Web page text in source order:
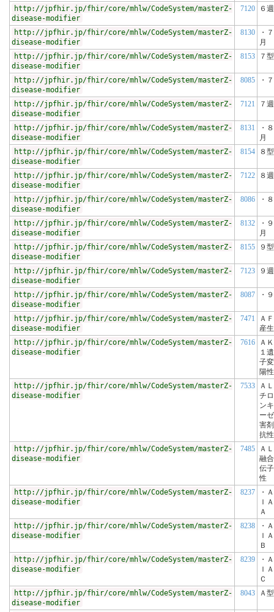
http://jpfhir.jp/fhir/core/mhlw/CodeSystem/masterZ-
disease-modifier
7120 ６週
http://jpfhir.jp/fhir/core/mhlw/CodeSystem/masterZ-
disease-modifier
8130
・
月
http://jpfhir.jp/fhir/core/mhlw/CodeSystem/masterZ-
disease-modifier
8153 ７型
http://jpfhir.jp/fhir/core/mhlw/CodeSystem/masterZ-
disease-modifier
8085 ・
http://jpfhir.jp/fhir/core/mhlw/CodeSystem/masterZ-
disease-modifier
7121 ７週
http://jpfhir.jp/fhir/core/mhlw/CodeSystem/masterZ-
disease-modifier
8131
・
月
http://jpfhir.jp/fhir/core/mhlw/CodeSystem/masterZ-
disease-modifier
8154 ８型
http://jpfhir.jp/fhir/core/mhlw/CodeSystem/masterZ-
disease-modifier
7122 ８週
http://jpfhir.jp/fhir/core/mhlw/CodeSystem/masterZ-
disease-modifier
8086 ・
http://jpfhir.jp/fhir/core/mhlw/CodeSystem/masterZ-
disease-modifier
8132
・
月
http://jpfhir.jp/fhir/core/mhlw/CodeSystem/masterZ-
disease-modifier
8155 ９型
http://jpfhir.jp/fhir/core/mhlw/CodeSystem/masterZ-
disease-modifier
7123 ９週
http://jpfhir.jp/fhir/core/mhlw/CodeSystem/masterZ-
disease-modifier
8087 ・
http://jpfhir.jp/fhir/core/mhlw/CodeSystem/masterZ-
disease-modifier
7471
Ａ
産生
http://jpfhir.jp/fhir/core/mhlw/CodeSystem/masterZ-
disease-modifier
7616
Ａ
１
子
陽性
http://jpfhir.jp/fhir/core/mhlw/CodeSystem/masterZ-
disease-modifier
7533
Ａ
チ
ン
ー
害
抗性
http://jpfhir.jp/fhir/core/mhlw/CodeSystem/masterZ-
disease-modifier
7485
Ａ
融
伝
性
http://jpfhir.jp/fhir/core/mhlw/CodeSystem/masterZ-
disease-modifier
8237
・
Ｉ
Ａ
http://jpfhir.jp/fhir/core/mhlw/CodeSystem/masterZ-
disease-modifier
8238
・
Ｉ
Ｂ
http://jpfhir.jp/fhir/core/mhlw/CodeSystem/masterZ-
disease-modifier
8239
・
Ｉ
Ｃ
http://jpfhir.jp/fhir/core/mhlw/CodeSystem/masterZ-
disease-modifier
8043 Ａ型